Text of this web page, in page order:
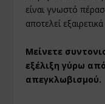
είναι γνωστό
αποτελεί
Μείνετε
εξέλιξη γύρω
απεγκλωβισμού.